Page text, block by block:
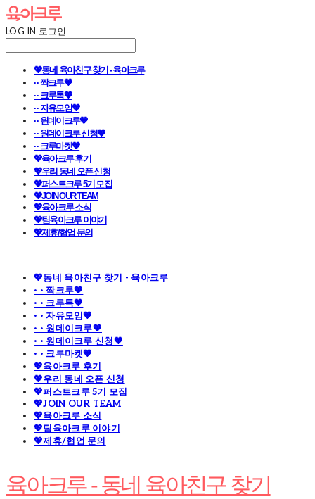
LOG IN 로그인
💖동네 육아친구 찾기 - 육아크루
· · 짝크루🧡
· · 크루톡🧡
· · 자유모임🧡
· · 원데이크루🧡
· · 원데이크루 신청🧡
· · 크루마켓🧡
💖육아크루 후기
💖우리 동네 오픈 신청
💖퍼스트크루 5기 모집
💖JOIN OUR TEAM
💖육아크루 소식
💖팀육아크루 이야기
💖제휴/협업 문의
💖동네 육아친구 찾기 - 육아크루
· · 짝크루🧡
· · 크루톡🧡
· · 자유모임🧡
· · 원데이크루🧡
· · 원데이크루 신청🧡
· · 크루마켓🧡
💖육아크루 후기
💖우리 동네 오픈 신청
💖퍼스트크루 5기 모집
💖JOIN OUR TEAM
💖육아크루 소식
💖팀육아크루 이야기
💖제휴/협업 문의
육아크루 - 동네 육아친구 찾기